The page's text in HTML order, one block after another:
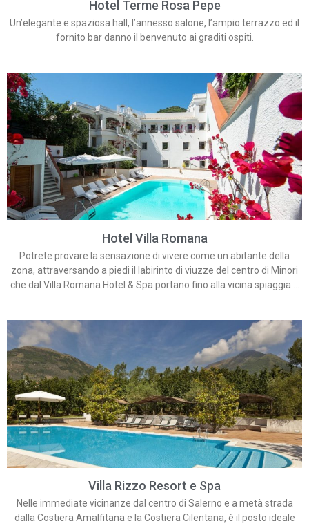
Hotel Terme Rosa Pepe
Un’elegante e spaziosa hall, l’annesso salone, l’ampio terrazzo ed il
fornito bar danno il benvenuto ai graditi ospiti.
Hotel Villa Romana
Potrete provare la sensazione di vivere come un abitante della
zona, attraversando a piedi il labirinto di viuzze del centro di Minori
che dal Villa Romana Hotel & Spa portano fino alla vicina spiaggia o
Villa Romana e concediti una vacanza indimenticabile.
Villa Rizzo Resort e Spa
Nelle immediate vicinanze dal centro di Salerno e a metà strada
dalla Costiera Amalfitana e la Costiera Cilentana, è il posto ideale